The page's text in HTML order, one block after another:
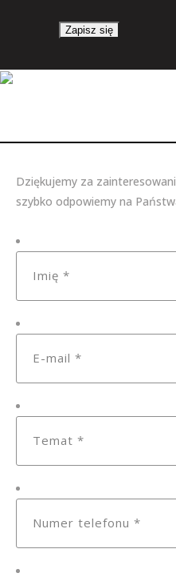
Dziękujemy za
szybko odpowiemy na